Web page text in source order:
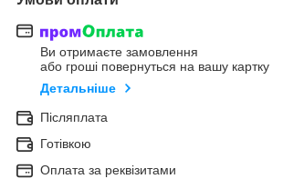
Ви отримаєте замовлення
або гроші повернуться на вашу картку
Детальніше
Післяплата
Готівкою
Оплата за реквізитами